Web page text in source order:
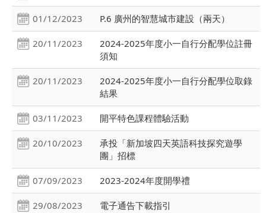
01/12/2023 P.6 廣州的智慧城市建設（兩天）
20/11/2023
2024-2025年度小一自行分配學位註冊
須知
20/11/2023
2024-2025年度小一自行分配學位取錄
結果
03/11/2023 開平特色課程體驗活動
20/10/2023
承投「新加坡四天英語科技探究遊學
團」招標
07/09/2023 2023-2024年度開學禮
29/08/2023 電子通告下載指引